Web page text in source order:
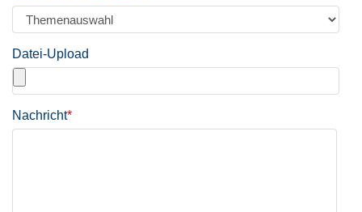
Datei-Upload
Nachricht*